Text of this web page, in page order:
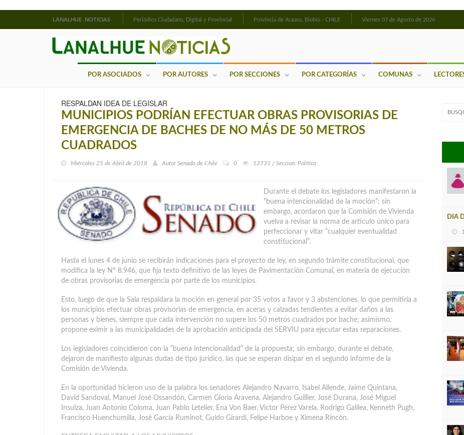
LANALHUE NOTICIAS Periódico Ciudadano, Digital y Provincial Provincia de Arauco, Biobío - CHILE Viernes 07 de Agosto de 2026
POR ASOCIADOS POR AUTORES POR SECCIONES POR CATEGORÍAS COMUNAS
RESPALDAN IDEA DE LEGISLAR
MUNICIPIOS PODRÍAN EFECTUAR OBRAS PROVISORIAS DE
EMERGENCIA DE BACHES DE NO MÁS DE 50 METROS
CUADRADOS
Miércoles 25 de Abril de 2018 Autor Senado de Chile 0 12731 / Seccion: Política
Durante el debate los legisladores manifestaron la
“buena intencionalidad de la moción”; sin
embargo, acordaron que la Comisión de Vivienda
vuelva a revisar la norma de artículo único para
perfeccionar y vitar “cualquier eventualidad
constitucional”.
Hasta el lunes 4 de junio se recibirán indicaciones para el proyecto de ley, en segundo trámite constitucional, que
modifica la ley N° 8.946, que fija texto definitivo de las leyes de Pavimentación Comunal, en materia de ejecución
de obras provisorias de emergencia por parte de los municipios.
Esto, luego de que la Sala respaldara la moción en general por 35 votos a favor y 3 abstenciones, lo que permitiría a
los municipios efectuar obras provisorias de emergencia, en aceras y calzadas tendientes a evitar daños a las
personas y bienes, siempre que cada intervención no supere los 50 metros cuadrados por bache; asimismo,
propone eximir a las municipalidades de la aprobación anticipada del SERVIU para ejecutar estas reparaciones.
Los legisladores coincidieron con la “buena intencionalidad” de la propuesta; sin embargo, durante el debate,
dejaron de manifiesto algunas dudas de tipo jurídico, las que se esperan disipar en el segundo informe de la
Comisión de Vivienda.
En la oportunidad hicieron uso de la palabra los senadores Alejandro Navarro, Isabel Allende, Jaime Quintana,
David Sandoval, Manuel José Ossandón, Carmen Gloria Aravena, Alejandro Guillier, José Durana, José Miguel
Insulza, Juan Antonio Coloma, Juan Pablo Letelier, Ena Von Baer, Víctor Pérez Varela, Rodrigo Galilea, Kenneth Pugh,
Francisco Huenchumilla, José García Ruminot, Guido Girardi, Felipe Harboe y Ximena Rincón.
DIA